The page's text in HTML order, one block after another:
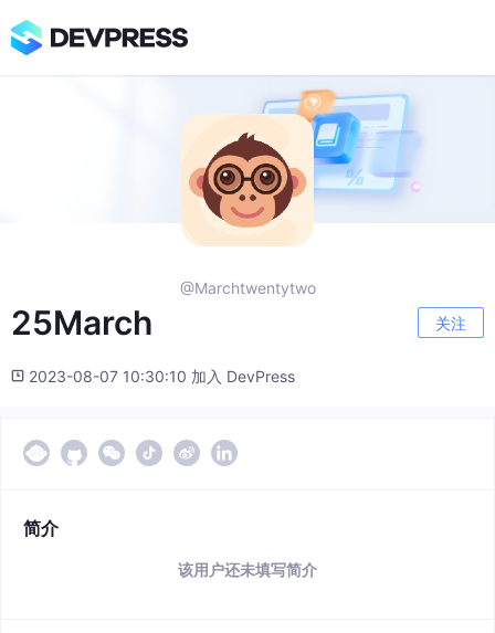
@Marchtwentytwo
25March 关注
2023-08-07 10:30:10 加入 DevPress
简介
该用户还未填写简介